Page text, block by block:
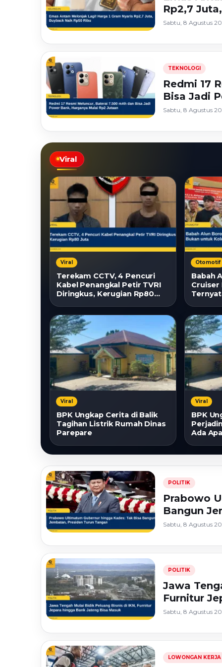
Juta
Rp2,7
Sabtu, 8 Agustus
TEKNOLOGI
Redmi 17
Bisa Jadi
Sabtu, 8 Agustus
Viral
Viral
Terekam CCTV, 4 Pencuri
Kabel Penangkal Petir TVRI
Diringkus, Kerugian Rp80
Otomotif
Babah
Cruiser
Viral
BPK Ungkap Cerita di Balik
Tagihan Listrik Rumah Dinas
Parepare
Viral
BPK
Ada
POLITIK
Prabowo
Bangun
Sabtu, 8 Agustus
POLITIK
Jawa
Furnitur
Sabtu, 8 Agustus
LOWONGAN KERJA